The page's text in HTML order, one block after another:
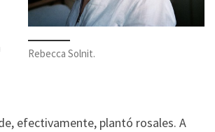
Rebecca Solnit.
efectivamente, plantó rosales. A